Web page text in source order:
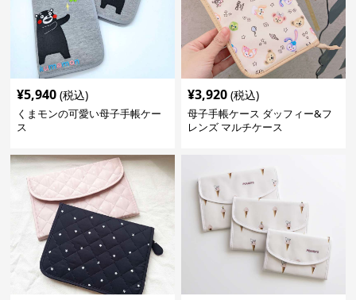
¥5,940 (税込)
くまモンの可愛い母子手帳ケー
ス
¥3,920 (税込)
母子手帳ケース ダッフィー&フ
レンズ マルチケース